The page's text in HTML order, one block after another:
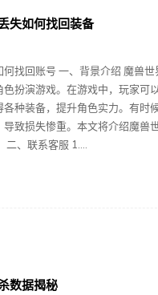
失如何找回装备
找回账号 一、背景介绍 魔兽
扮演游戏。在游戏中，玩家可
种装备，提升角色实力。有时
致损失惨重。本文将介绍魔兽
二、联系客服 1....
数据揭秘